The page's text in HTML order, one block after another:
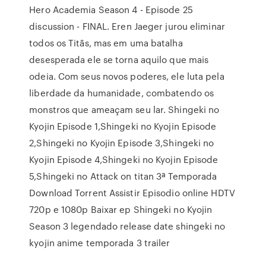
Hero Academia Season 4 - Episode 25
discussion - FINAL. Eren Jaeger jurou eliminar
todos os Titãs, mas em uma batalha
desesperada ele se torna aquilo que mais
odeia. Com seus novos poderes, ele luta pela
liberdade da humanidade, combatendo os
monstros que ameaçam seu lar. Shingeki no
Kyojin Episode 1,Shingeki no Kyojin Episode
2,Shingeki no Kyojin Episode 3,Shingeki no
Kyojin Episode 4,Shingeki no Kyojin Episode
5,Shingeki no Attack on titan 3ª Temporada
Download Torrent Assistir Episodio online HDTV
720p e 1080p Baixar ep Shingeki no Kyojin
Season 3 legendado release date shingeki no
kyojin anime temporada 3 trailer